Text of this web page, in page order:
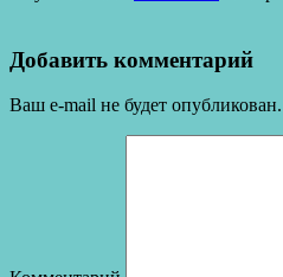
Добавить комментарий
Ваш e-mail не будет опубликован.